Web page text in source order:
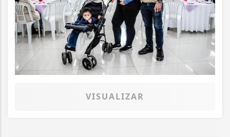
VISUALIZAR